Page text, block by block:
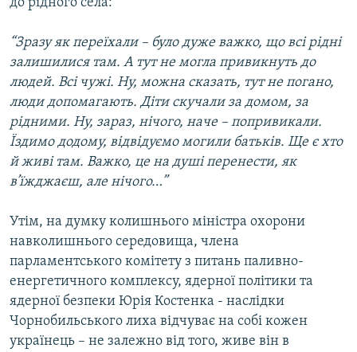
“Зразу як переїхали – було дуже важко, що всі рідні
залишилися там. А тут не могла привикнуть до
людей. Всі чужі. Ну, можна сказать, тут не погано,
люди допомагають. Діти скучали за домом, за
рідними. Ну, зараз, нічого, наче – попривикали.
Їздимо додому, відвідуємо могили батьків. Ще є хто
й живі там. Важко, це на душі перенести, як
в’їжджаєш, але нічого…”
Утім, на думку колишнього міністра охорони
навколишнього середовища, члена
парламентського комітету з питань паливно-
енергетичного комплексу, ядерної політики та
ядерної безпеки Юрія Костенка - наслідки
Чорнобильського лиха відчуває на собі кожен
українець – не залежно від того, живе він в